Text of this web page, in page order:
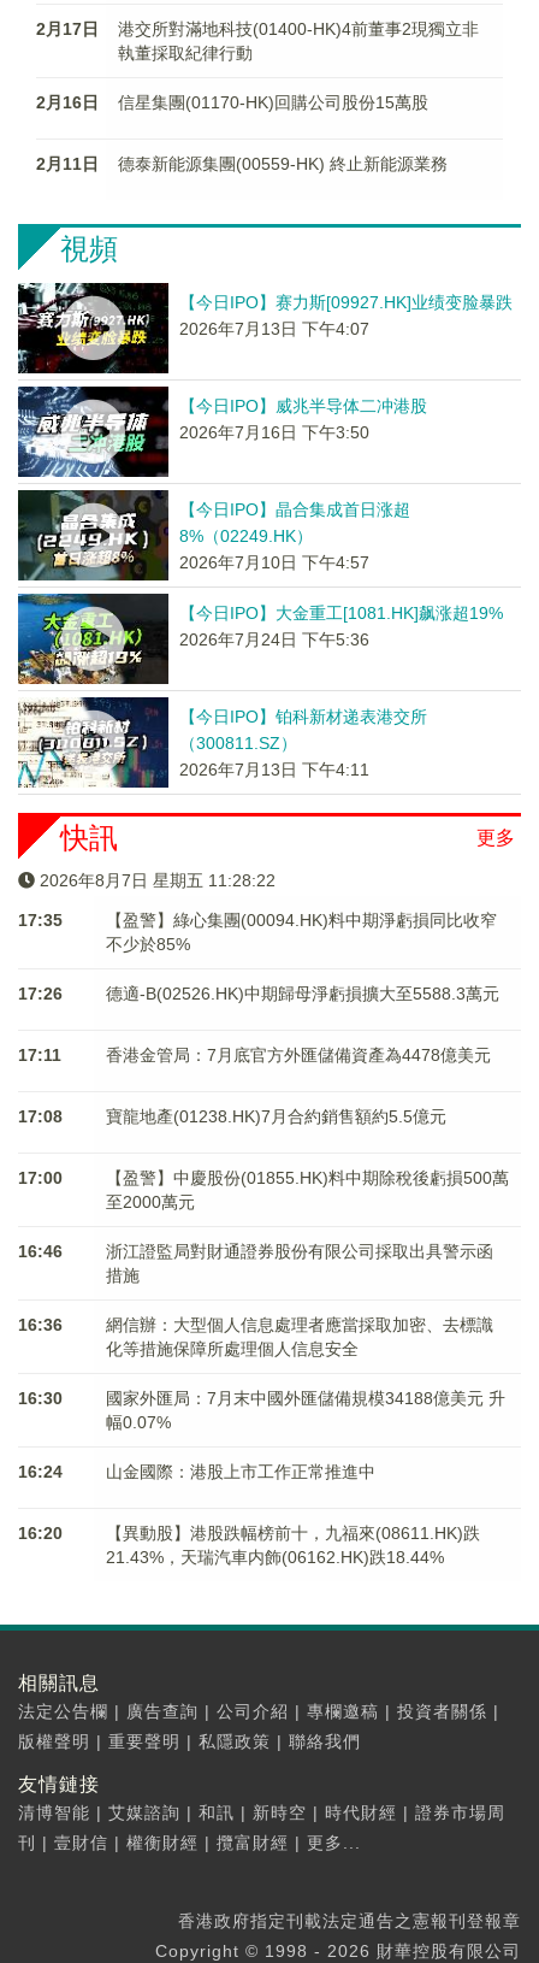
2月17日
港交所對滿地科技(01400-HK)4前董事2現獨立非
執董採取紀律行動
2月16日 信星集團(01170-HK)回購公司股份15萬股
2月11日 德泰新能源集團(00559-HK) 終止新能源業務
視頻
【今日IPO】赛力斯[09927.HK]业绩变脸暴跌
2026年7月13日 下午4:07
【今日IPO】威兆半导体二冲港股
2026年7月16日 下午3:50
【今日IPO】晶合集成首日涨超
8%（02249.HK）
2026年7月10日 下午4:57
【今日IPO】大金重工[1081.HK]飙涨超19%
2026年7月24日 下午5:36
【今日IPO】铂科新材递表港交所
（300811.SZ）
2026年7月13日 下午4:11
更多
快訊
2026年8月7日 星期五 11:28:22
17:35
【盈警】綠心集團(00094.HK)料中期淨虧損同比收窄
不少於85%
17:26 德適-B(02526.HK)中期歸母淨虧損擴大至5588.3萬元
17:11 香港金管局：7月底官方外匯儲備資產為4478億美元
17:08 寶龍地產(01238.HK)7月合約銷售額約5.5億元
17:00
【盈警】中慶股份(01855.HK)料中期除稅後虧損500萬
至2000萬元
16:46
浙江證監局對財通證券股份有限公司採取出具警示函
措施
16:36
網信辦：大型個人信息處理者應當採取加密、去標識
化等措施保障所處理個人信息安全
16:30
國家外匯局：7月末中國外匯儲備規模34188億美元 升
幅0.07%
16:24 山金國際：港股上市工作正常推進中
16:20
【異動股】港股跌幅榜前十，九福來(08611.HK)跌
21.43%，天瑞汽車内飾(06162.HK)跌18.44%
相關訊息
法定公告欄 | 廣告查詢 | 公司介紹 | 專欄邀稿 | 投資者關係 |
版權聲明 | 重要聲明 | 私隱政策 | 聯絡我們
友情鏈接
清博智能 | 艾媒諮詢 | 和訊 | 新時空 | 時代財經 | 證券市場周
刊
| 壹財信 | 權衡財經 | 攬富財經 | 更多...
香港政府指定刊載法定通告之憲報刊登報章
Copyright © 1998 - 2026 財華控股有限公司